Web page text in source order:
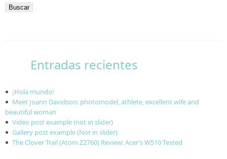
Entradas recientes
¡Hola mundo!
Meet Joann Davidson: photomodel, athlete, excellent wife and
beautiful woman
Video post example (not in slider)
Gallery post example (Not in slider)
The Clover Trail (Atom Z2760) Review: Acer’s W510 Tested